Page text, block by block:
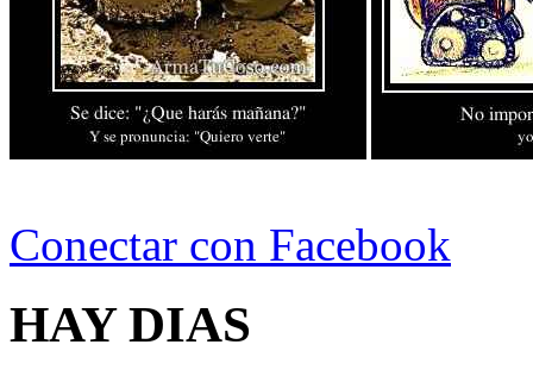
Conectar con Facebook
HAY DIAS